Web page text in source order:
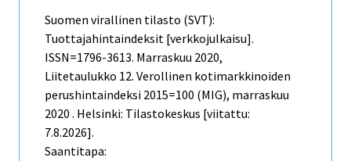
Suomen virallinen tilasto (SVT):
Tuottajahintaindeksit [verkkojulkaisu].
ISSN=1796-3613. Marraskuu 2020,
Liitetaulukko 12. Verollinen kotimarkkinoiden
perushintaindeksi 2015=100 (MIG), marraskuu
2020 . Helsinki: Tilastokeskus [viitattu:
7.8.2026].
Saantitapa: